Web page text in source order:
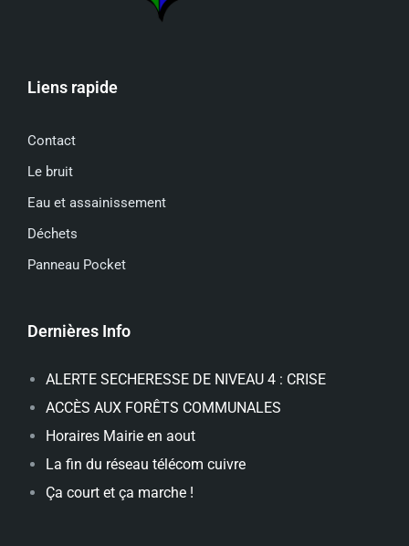
Liens rapide
Contact
Le bruit
Eau et assainissement
Déchets
Panneau Pocket
Dernières Info
ALERTE SECHERESSE DE NIVEAU 4 : CRISE
ACCÈS AUX FORÊTS COMMUNALES
Horaires Mairie en aout
La fin du réseau télécom cuivre
Ça court et ça marche !